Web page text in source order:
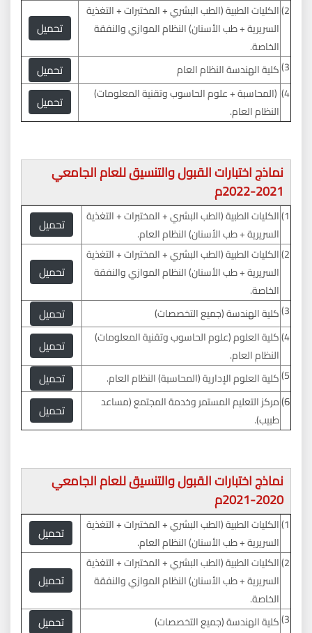
2) الكليات الطبية (الطب البشري + المختبرات + التغذية
السريرية + طب الأسنان) النظام الموازي والنفقة
الخاصة.
تحميل
3) كلية الهندسة النظام العام تحميل
4) (المحاسبة + علوم الحاسوب وتقنية المعلومات)
النظام العام.
تحميل
نماذج اختبارات القبول والتنسيق للعام الجامعي
2021-2022م
1) الكليات الطبية (الطب البشري + المختبرات + التغذية
السريرية + طب الأسنان) النظام العام.
تحميل
2) الكليات الطبية (الطب البشري + المختبرات + التغذية
السريرية + طب الأسنان) النظام الموازي والنفقة
الخاصة.
تحميل
3) كلية الهندسة (جميع التخصصات) تحميل
4) كلية العلوم (علوم الحاسوب وتقنية المعلومات)
النظام العام.
تحميل
5) كلية العلوم الإدارية (المحاسبة) النظام العام.
تحميل
6) مركز التعليم المستمر وخدمة المجتمع (مساعد
طبيب).
تحميل
نماذج اختبارات القبول والتنسيق للعام الجامعي
2020-2021م
1) الكليات الطبية (الطب البشري + المختبرات + التغذية
السريرية + طب الأسنان) النظام العام.
تحميل
2) الكليات الطبية (الطب البشري + المختبرات + التغذية
السريرية + طب الأسنان) النظام الموازي والنفقة
الخاصة.
تحميل
3) كلية الهندسة (جميع التخصصات) تحميل